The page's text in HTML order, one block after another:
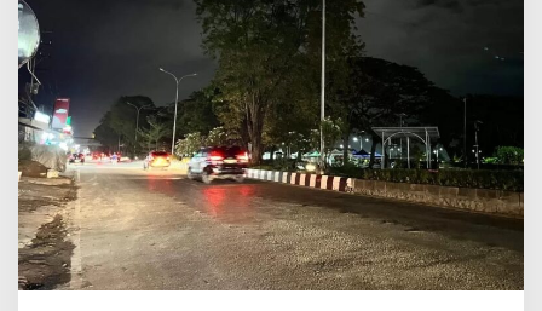
a
K
e
a
m
D
u
g
a
a
n
P
e